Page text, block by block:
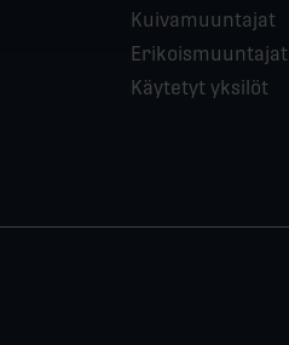
Kuivamuuntajat
Erikoismuuntajat
Käytetyt yksilöt